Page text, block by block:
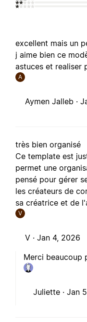
excellent mais un
j aime bien ce
astuces et realiser
A
Aymen Jalleb ·
très bien organisé
Ce template est
permet une
pensé pour gérer
les créateurs de
sa créatrice et de
V
V · Jan 4, 2026
Merci beaucoup
Juliette · Jan